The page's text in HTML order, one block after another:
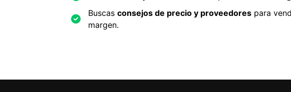
Buscas consejos de precio y proveedorespara
margen.